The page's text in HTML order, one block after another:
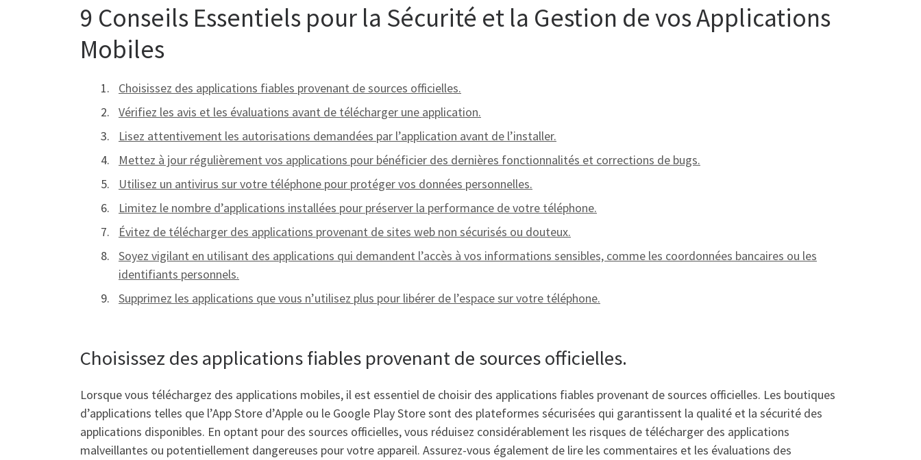
9 Conseils Essentiels pour la Sécurité et la Gestion de vos Applications
Mobiles
Choisissez des applications fiables provenant de sources officielles.
Vérifiez les avis et les évaluations avant de télécharger une application.
Lisez attentivement les autorisations demandées par l’application avant de l’installer.
Mettez à jour régulièrement vos applications pour bénéficier des dernières fonctionnalités et corrections de bugs.
Utilisez un antivirus sur votre téléphone pour protéger vos données personnelles.
Limitez le nombre d’applications installées pour préserver la performance de votre téléphone.
Évitez de télécharger des applications provenant de sites web non sécurisés ou douteux.
Soyez vigilant en utilisant des applications qui demandent l’accès à vos informations sensibles, comme les coordonnées bancaires ou les
identifiants personnels.
Supprimez les applications que vous n’utilisez plus pour libérer de l’espace sur votre téléphone.
Choisissez des applications fiables provenant de sources officielles.
Lorsque vous téléchargez des applications mobiles, il est essentiel de choisir des applications fiables provenant de sources officielles. Les boutiques
d’applications telles que l’App Store d’Apple ou le Google Play Store sont des plateformes sécurisées qui garantissent la qualité et la sécurité des
applications disponibles. En optant pour des sources officielles, vous réduisez considérablement les risques de télécharger des applications
malveillantes ou potentiellement dangereuses pour votre appareil. Assurez-vous également de lire les commentaires et les évaluations des